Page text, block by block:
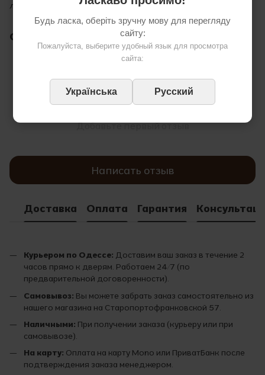
любую точку Одессы.
Отзывы
Добавьте первый отзыв
Написать отзыв
Доставка Оплата Гарантия
Курьером по Одессе: Доставим ваш заказ в течение 2
часов прямо к дверям. Работаем 24/7 (по
предварительной договоренности).
Самовывоз: Вы можете забрать заказ самостоятельно из
нашего магазина на Старопортофранковской 57.
Наличными: При получении заказа (курьеру или при
самовывозе).
На карту: Оплата на карту Mono или ПриватБанк после
подтверждения заказа менеджером.
Будь ласка, оберіть зручну мову для перегляду
сайту:
Пожалуйста, выберите удобный язык для просмотра
сайта:
Українська Русский